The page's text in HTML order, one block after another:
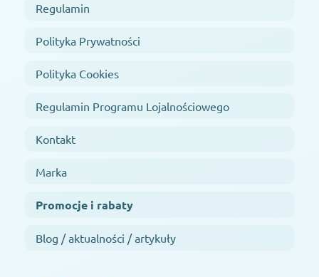
Regulamin
Polityka Prywatności
Polityka Cookies
Regulamin Programu Lojalnościowego
Kontakt
Marka
Promocje i rabaty
Blog / aktualności / artykuły